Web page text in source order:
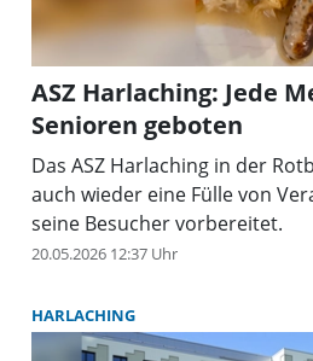
ASZ Harlaching: Jede
Senioren geboten
Das ASZ Harlaching in der
auch wieder eine Fülle von
seine Besucher vorbereitet.
20.05.2026 12:37 Uhr
HARLACHING